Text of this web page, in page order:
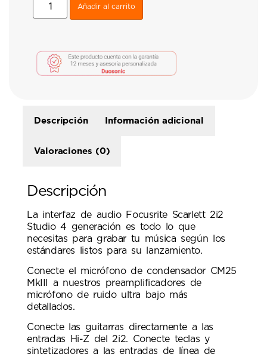
Añadir al carrito
Descripción Información adicional
Valoraciones (0)
Descripción
La interfaz de audio Focusrite Scarlett 2i2
Studio 4 generación es todo lo que
necesitas para grabar tu música según los
estándares listos para su lanzamiento.
Conecte el micrófono de condensador CM25
MkIII a nuestros preamplificadores de
micrófono de ruido ultra bajo más
detallados.
Conecte las guitarras directamente a las
entradas Hi-Z del 2i2. Conecte teclas y
sintetizadores a las entradas de línea de